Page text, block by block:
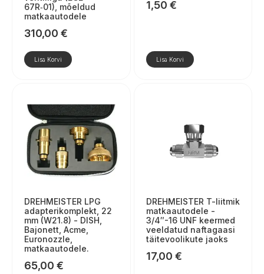
67R‑01), mõeldud
matkaautodele
310,00 €
Lisa Korvi
1,50 €
Lisa Korvi
DREHMEISTER LPG
adapterikomplekt, 22
mm (W21.8) - DISH,
Bajonett, Acme,
Euronozzle,
matkaautodele.
65,00 €
DREHMEISTER T-liitmik
matkaautodele -
3/4″-16 UNF keermed
veeldatud naftagaasi
täitevoolikute jaoks
17,00 €